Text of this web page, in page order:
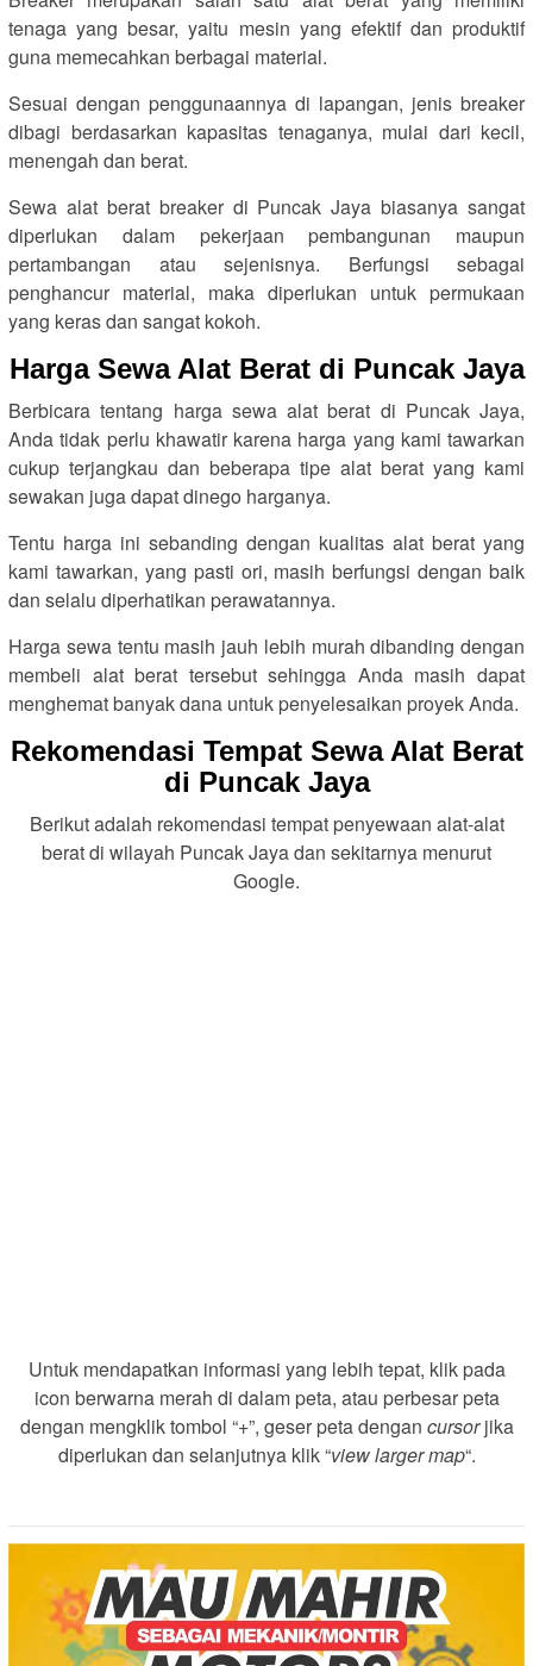
tenaga yang besar, yaitu mesin yang efektif dan produktif
guna memecahkan berbagai material.
Sesuai dengan penggunaannya di lapangan, jenis breaker
dibagi berdasarkan kapasitas tenaganya, mulai dari kecil,
menengah dan berat.
Sewa alat berat breaker di Puncak Jaya biasanya sangat
diperlukan dalam pekerjaan pembangunan maupun
pertambangan atau sejenisnya. Berfungsi sebagai
penghancur material, maka diperlukan untuk permukaan
yang keras dan sangat kokoh.
Harga Sewa Alat Berat di Puncak Jaya
Berbicara tentang harga sewa alat berat di Puncak Jaya,
Anda tidak perlu khawatir karena harga yang kami tawarkan
cukup terjangkau dan beberapa tipe alat berat yang kami
sewakan juga dapat dinego harganya.
Tentu harga ini sebanding dengan kualitas alat berat yang
kami tawarkan, yang pasti ori, masih berfungsi dengan baik
dan selalu diperhatikan perawatannya.
Harga sewa tentu masih jauh lebih murah dibanding dengan
membeli alat berat tersebut sehingga Anda masih dapat
menghemat banyak dana untuk penyelesaikan proyek Anda.
Rekomendasi Tempat Sewa Alat Berat
di Puncak Jaya
Berikut adalah rekomendasi tempat penyewaan alat-alat
berat di wilayah Puncak Jaya dan sekitarnya menurut
Google.
Untuk mendapatkan informasi yang lebih tepat, klik pada
icon berwarna merah di dalam peta, atau perbesar peta
dengan mengklik tombol “+”, geser peta dengan cursorjika
diperlukan dan selanjutnya klik “view larger map“.